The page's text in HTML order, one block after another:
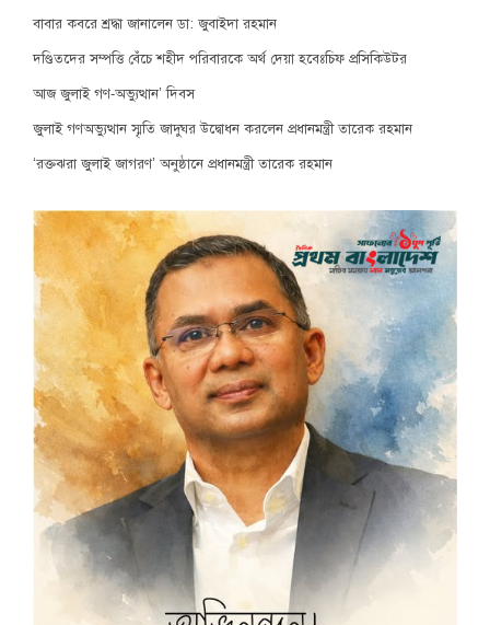
বাবার কবরে শ্রদ্ধা জানালেন ডা: জুবাইদা রহমান
দণ্ডিতদের সম্পত্তি বেঁচে শহীদ পরিবারকে অর্থ দেয়া হবেঃচিফ প্রসিকিউটর
আজ জুলাই গণ-অভ্যুত্থান’ দিবস
জুলাই গণঅভ্যুত্থান স্মৃতি জাদুঘর উদ্বোধন করলেন প্রধানমন্ত্রী তারেক রহমান
‘রক্তঝরা জুলাই জাগরণ’ অনুষ্ঠানে প্রধানমন্ত্রী তারেক রহমান